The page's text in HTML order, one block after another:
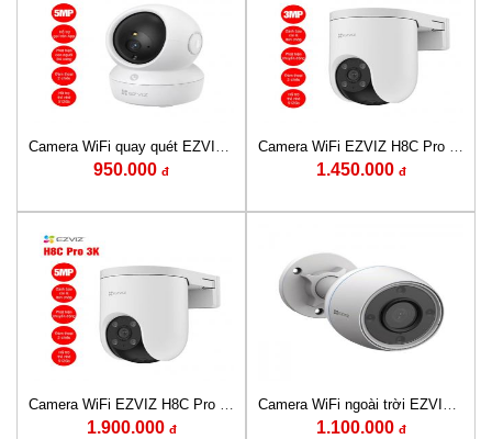
Camera WiFi quay quét EZVIZ H6C Pro 3K 5MP
950.000 đ
Camera WiFi EZVIZ H8C Pro 2K 3MP
1.450.000 đ
Camera WiFi EZVIZ H8C Pro 3K 5MP [Quay quét thông minh]
1.900.000 đ
Camera WiFi ngoài trời EZVIZ H3C Color 2MP (CS-H3c-R100-1K2WFL)
1.100.000 đ